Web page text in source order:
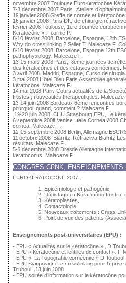
novembre 2007 Toulouse EuroKératocône
7-8 décembre 2007 Paris,. Ateliers
19 janvier 2008.Greffe de cornée et
16 janvier 2008 Paris DIU de chirurgie
février 2008 Toulouse, 1ère Journée
Kératocône ». Fournié P.
8-10 février 2008. Barcelone, Espagne, 12th
Why do cross linking ? Seiler T. Malecaze F.
8-10 février 2008. Barcelone, Espagne 12th
pathophysiology: Malecaze F.
13-15 mars 2008 Paris,. 8ème journées de
des kératocônes et des ectasies cornéennes.
3 avril 2008. Madrid, Espagne, Curso de
3 mai 2008 Hôtel Dieu Paris Assemblée
kératocône. Malecaze F.
14 mai 2008 Paris Cours actualités de la
frustes ; nouveautés thérapeutiques. Malecaze
13-14 juin 2008 Bordeaux 6ème rencontres
pourquoi, quand, comment ? Malecaze F.
19-20 juin 2008. CHU Strasbourg EPU, Le
6 septembre 2008 Venise, Italie Cornea 2008
cornea. Malecaze F.
12-15 septembre 2008 Berlin, Allemagne
11 octobre 2008 Biarritz, Réfractiva Biarritz
résultats. Malecaze F..
5-6 décembre 2008 Dresde Allemagne
keratoconus. Malecaze F.
CONGRES CRNK, ENSEIGNEMENTS
EUROKERATOCONE 2007 :
Epidémiologie et pathogénie,
Dépistage du Kératocône frustre,
Kératoplasties,
Contactologie,
Nouveaux traitements : Cross-
Point de vue des patients
Enseignements post-universitaires (EPU) :
- EPU « Actualités sur le Kératocône » , D
- EPU « Kératocône et lentilles de contact ». F
- EPU « La Topograhie cornéenne » D
- EPU Symposium Le crosslinking pour la
Touboul . 13 juin 2008
- EPU soirée d’information sur le kératocône